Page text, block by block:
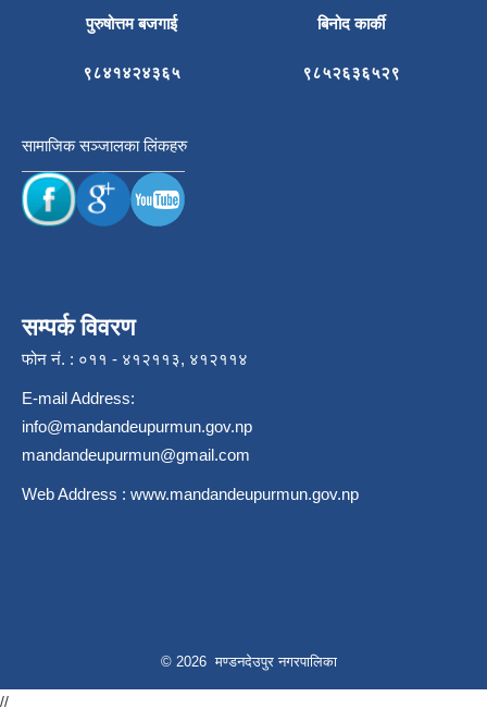
पुरुषोत्तम बजगाई बिनोद कार्की
९८४१४२४३६५ ९८५२६३६५२९
सामाजिक सञ्जालका लिंकहरु
सम्पर्क विवरण
फोन नं. : ०११ - ४१२११३, ४१२११४
E-mail Address:
info@mandandeupurmun.gov.np
mandandeupurmun@gmail.com
Web Address : www.mandandeupurmun.gov.np
© 2026 मण्डनदेउपुर नगरपालिका
//